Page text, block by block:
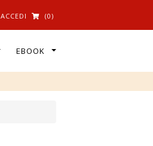
ACCEDI (0)
EBOOK